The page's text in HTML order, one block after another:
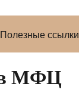
Полезные ссылки
в МФЦ